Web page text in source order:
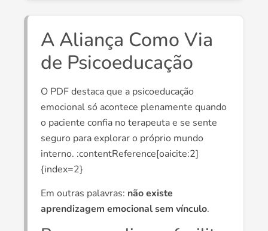
A Aliança Como Via
de Psicoeducação
O PDF destaca que a psicoeducação
emocional só acontece plenamente quando
o paciente confia no terapeuta e se sente
seguro para explorar o próprio mundo
interno. :contentReference[oaicite:2]
{index=2}
Em outras palavras: não existe
aprendizagem emocional sem vínculo.